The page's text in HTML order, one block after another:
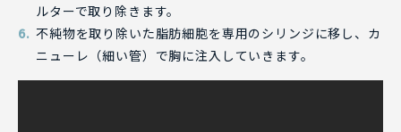
ルターで取り除きます。
不純物を取り除いた脂肪細胞を専用のシリンジに移し、カ
ニューレ（細い管）で胸に注入していきます。